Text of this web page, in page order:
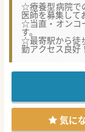
☆療養型病院で
医師を募集して
☆当直・オンコ
す。
☆最寄駅から徒
勤アクセス良好！
療養型慢性期病
医師の募集を
土日祝休みや
定したご勤務環
最寄りインタ
ご興味ござい
気に